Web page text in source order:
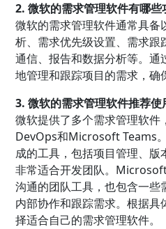
2. 微软的需求管理软件有哪些
微软的需求管理软件通常具备
析、需求优先级设置、需求跟
通信、报告和数据分析等。
地管理和跟踪项目的需求，确
3. 微软的需求管理软件推荐使
微软提供了多个需求管理软
DevOps和Microsoft Teams
成的工具，包括项目管理、版
非常适合开发团队。
沟通的团队工具，也包含一些
内部协作和跟踪需求。根据
择适合自己的需求管理软件。